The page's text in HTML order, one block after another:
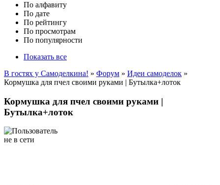
По алфавиту
По дате
По рейтингу
По просмотрам
По популярности
Показать все
В гостях у Самоделкина! » Форум » Идеи самоделок »
Кормушка для пчел своими руками | Бутылка+лоток
Кормушка для пчел своими руками |
Бутылка+лоток